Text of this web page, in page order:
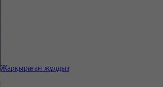
Жарқыраған жұлдыз